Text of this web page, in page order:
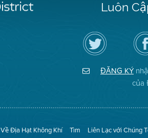
Luôn
Hãy
theo
dõi
Địa
Không
ĐĂNG KÝ
của
Về Địa Hạt Không Khí Tìm Liên Lạc với Chúng